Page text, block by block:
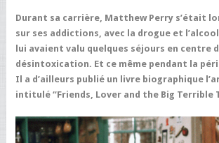
Durant sa carrière, Matthew Perry s’était
sur ses addictions, avec la drogue et
lui avaient valu quelques séjours en centre
désintoxication. Et ce même pendant la
Il a d’ailleurs publié un livre biographique
intitulé “Friends, Lover and the Big Terrible